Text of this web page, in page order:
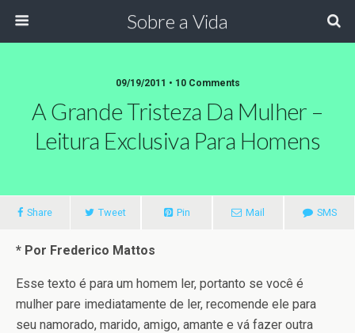
Sobre a Vida
09/19/2011 • 10 Comments
A Grande Tristeza Da Mulher –
Leitura Exclusiva Para Homens
Share Tweet Pin Mail SMS
* Por Frederico Mattos
Esse texto é para um homem ler, portanto se você é
mulher pare imediatamente de ler, recomende ele para
seu namorado, marido, amigo, amante e vá fazer outra